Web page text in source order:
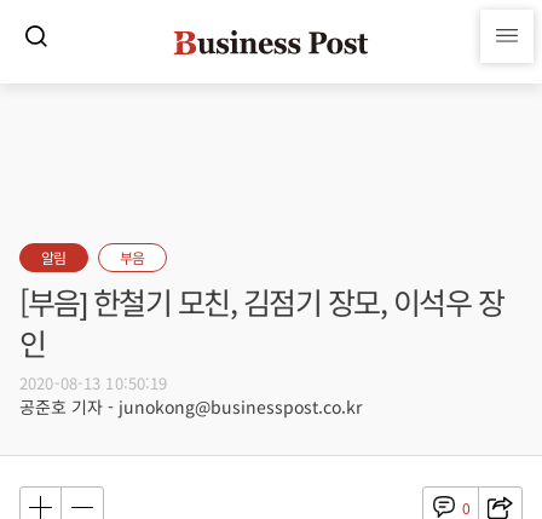
알림 부음
[부음] 한철기 모친, 김점기 장모, 이석우 장
인
2020-08-13 10:50:19
공준호 기자 - junokong@businesspost.co.kr
0